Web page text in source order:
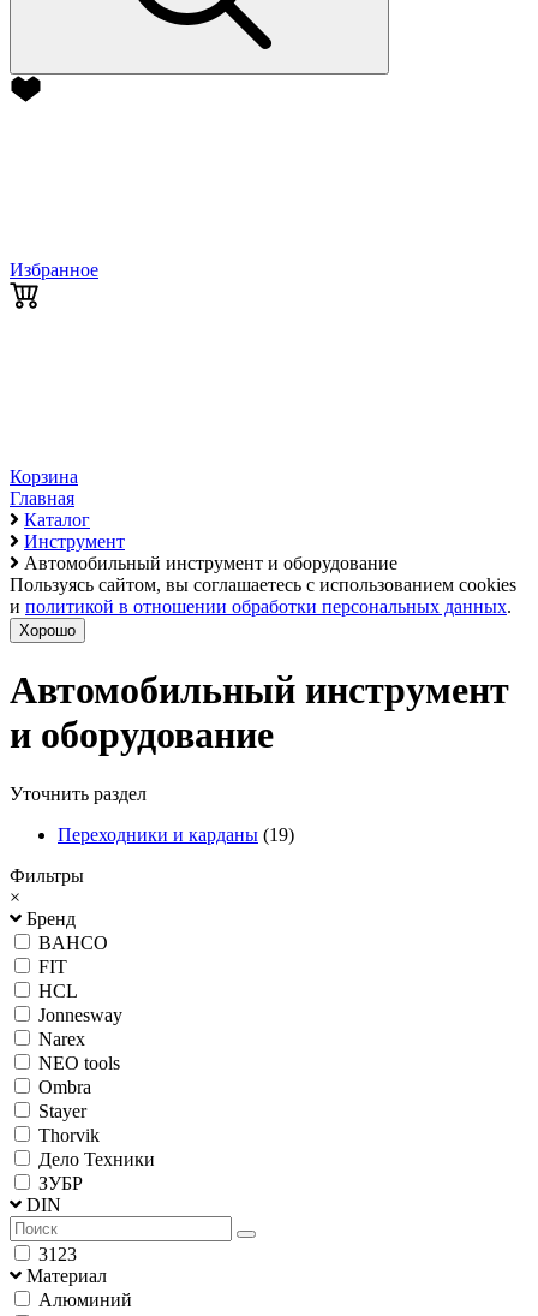
Избранное
Корзина
Главная
Каталог
Инструмент
Автомобильный инструмент и оборудование
Пользуясь сайтом, вы соглашаетесь с использованием cookies
и политикой в отношении обработки персональных данных.
Хорошо
Автомобильный инструмент
и оборудование
Уточнить раздел
Переходники и карданы (19)
Фильтры
×
Бренд
BAHCO
FIT
HCL
Jonnesway
Narex
NEO tools
Ombra
Stayer
Thorvik
Дело Техники
ЗУБР
DIN
3123
Материал
Алюминий